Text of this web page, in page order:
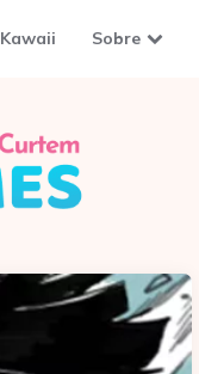
Kawaii Sobre